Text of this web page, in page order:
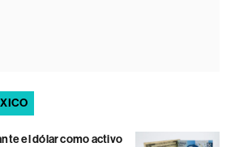
el dólar como activo